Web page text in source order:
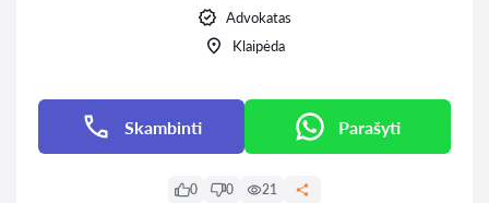
Advokatas
Klaipėda
Skambinti Parašyti
0 0 21